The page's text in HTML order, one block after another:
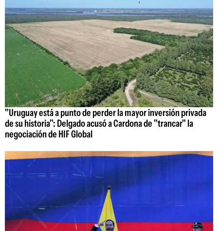
"Uruguay está a punto de perder la mayor inversión privada
de su historia": Delgado acusó a Cardona de "trancar" la
negociación de HIF Global